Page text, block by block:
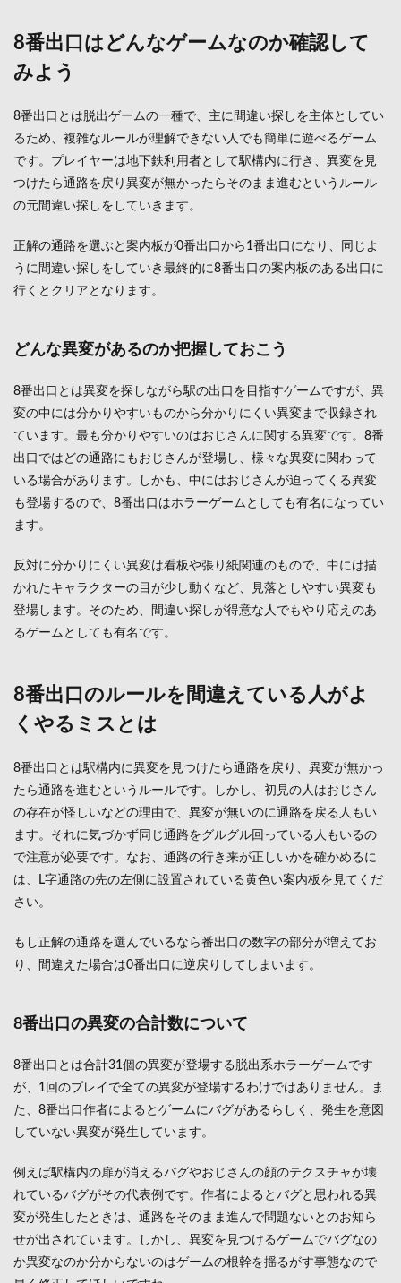
はど
んな
ゲー
ムな
確認
して
う
1.1
どん
変が
ある
のか
把握
う
8番
のル
ール
を間
違え
てい
る人
くや
スと
は
2.1
8番出
計数
いて
8番
出口
り方
のコ
ツと
は
8番出口はどんなゲームなのか確認して
みよう
8番出口とは脱出ゲームの一種で、主に間違い探しを主体としてい
るため、複雑なルールが理解できない人でも簡単に遊べるゲーム
です。プレイヤーは地下鉄利用者として駅構内に行き、異変を見
つけたら通路を戻り異変が無かったらそのまま進むというルール
の元間違い探しをしていきます。
正解の通路を選ぶと案内板が0番出口から1番出口になり、同じよ
うに間違い探しをしていき最終的に8番出口の案内板のある出口に
行くとクリアとなります。
どんな異変があるのか把握しておこう
8番出口とは異変を探しながら駅の出口を目指すゲームですが、異
変の中には分かりやすいものから分かりにくい異変まで収録され
ています。最も分かりやすいのはおじさんに関する異変です。8番
出口ではどの通路にもおじさんが登場し、様々な異変に関わって
いる場合があります。しかも、中にはおじさんが迫ってくる異変
も登場するので、8番出口はホラーゲームとしても有名になってい
ます。
反対に分かりにくい異変は看板や張り紙関連のもので、中には描
かれたキャラクターの目が少し動くなど、見落としやすい異変も
登場します。そのため、間違い探しが得意な人でもやり応えのあ
るゲームとしても有名です。
8番出口のルールを間違えている人がよ
くやるミスとは
8番出口とは駅構内に異変を見つけたら通路を戻り、異変が無かっ
たら通路を進むというルールです。しかし、初見の人はおじさん
の存在が怪しいなどの理由で、異変が無いのに通路を戻る人もい
ます。それに気づかず同じ通路をグルグル回っている人もいるの
で注意が必要です。なお、通路の行き来が正しいかを確かめるに
は、L字通路の先の左側に設置されている黄色い案内板を見てくだ
さい。
もし正解の通路を選んでいるなら番出口の数字の部分が増えてお
り、間違えた場合は0番出口に逆戻りしてしまいます。
8番出口の異変の合計数について
8番出口とは合計31個の異変が登場する脱出系ホラーゲームです
が、1回のプレイで全ての異変が登場するわけではありません。ま
た、8番出口作者によるとゲームにバグがあるらしく、発生を意図
していない異変が発生しています。
例えば駅構内の扉が消えるバグやおじさんの顔のテクスチャが壊
れているバグがその代表例です。作者によるとバグと思われる異
変が発生したときは、通路をそのまま進んで問題ないとのお知ら
せが出されています。しかし、異変を見つけるゲームでバグなの
か異変なのか分からないのはゲームの根幹を揺るがす事態なので